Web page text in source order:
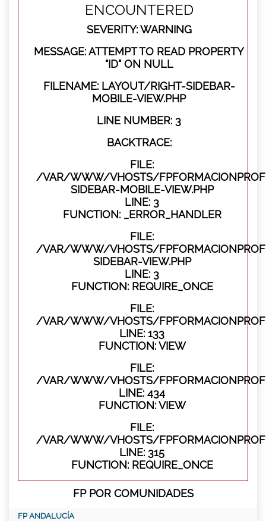
ENCOUNTERED
SEVERITY: WARNING
MESSAGE: ATTEMPT TO READ PROPERTY
"ID" ON NULL
FILENAME: LAYOUT/RIGHT-SIDEBAR-
MOBILE-VIEW.PHP
LINE NUMBER: 3
BACKTRACE:
FILE:
/VAR/WWW/VHOSTS/
SIDEBAR-MOBILE-VIEW.PHP
LINE: 3
FUNCTION: _ERROR_HANDLER
FILE:
/VAR/WWW/VHOSTS/
SIDEBAR-VIEW.PHP
LINE: 3
FUNCTION: REQUIRE_ONCE
FILE:
/VAR/WWW/VHOSTS/
LINE: 133
FUNCTION: VIEW
FILE:
/VAR/WWW/VHOSTS/
LINE: 434
FUNCTION: VIEW
FILE:
/VAR/WWW/VHOSTS/
LINE: 315
FUNCTION: REQUIRE_ONCE
FP POR COMUNIDADES
FP ANDALUCÍA